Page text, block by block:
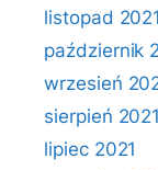
listopad 2021
październik
wrzesień
sierpień 2021
lipiec 2021